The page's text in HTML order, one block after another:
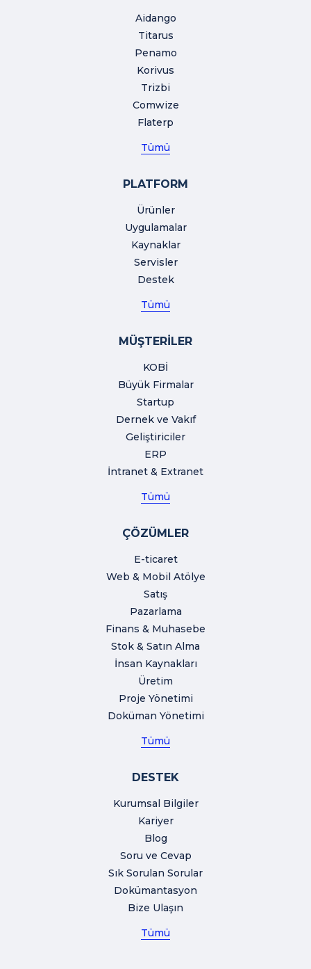
Aidango
Titarus
Penamo
Korivus
Trizbi
Comwize
Flaterp
Tümü
PLATFORM
Ürünler
Uygulamalar
Kaynaklar
Servisler
Destek
Tümü
MÜŞTERİLER
KOBİ
Büyük Firmalar
Startup
Dernek ve Vakıf
Geliştiriciler
ERP
İntranet & Extranet
Tümü
ÇÖZÜMLER
E-ticaret
Web & Mobil Atölye
Satış
Pazarlama
Finans & Muhasebe
Stok & Satın Alma
İnsan Kaynakları
Üretim
Proje Yönetimi
Doküman Yönetimi
Tümü
DESTEK
Kurumsal Bilgiler
Kariyer
Blog
Soru ve Cevap
Sık Sorulan Sorular
Dokümantasyon
Bize Ulaşın
Tümü